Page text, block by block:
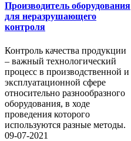
Производитель оборудования
для неразрушающего
контроля
Контроль качества продукции
– важный технологический
процесс в производственной и
эксплуатационной сфере
относительно разнообразного
оборудования, в ходе
проведения которого
используются разные методы.
09-07-2021